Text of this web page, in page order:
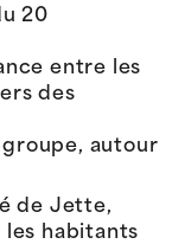
20
entre les
des
autour
de Jette,
habitants